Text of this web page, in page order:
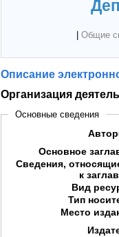
Общие
Описание
Организация
Основные сведения
Основное
Сведения,
к
Вид
Тип
Место